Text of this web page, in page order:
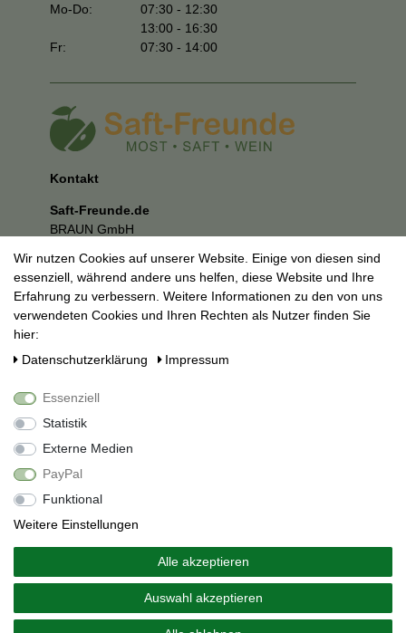
Mo-Do:
07:30 - 12:30
13:00 - 16:30
Fr:
07:30 - 14:00
Kontakt
Saft-Freunde.de
BRAUN GmbH
73037 Göppingen
E-Mail:mail@saft-freunde.de
Unternehmen
Impressum
Social Media
Alle Preise inkl. 19% Mehrwertsteuer.
* Die verkauften Stückzahlen beziehen sich auf Verkäufe in
unseren Shops und Marktplätzen.
Copyright 2026 © Saft-Freunde.de - Alle Rechte vorbehalten.
Wir nutzen Cookies auf unserer Website. Einige von diesen sind
essenziell, während andere uns helfen, diese Website und Ihre
Erfahrung zu verbessern. Weitere Informationen zu den von uns
verwendeten Cookies und Ihren Rechten als Nutzer finden Sie
hier:
Daten­schutz­erklärung
Impressum
Essenziell
Statistik
Externe Medien
PayPal
Funktional
Weitere Einstellungen
Alle akzeptieren
Auswahl akzeptieren